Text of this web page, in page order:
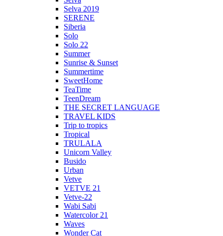
Selva 2019
SERENE
Siberia
Solo
Solo 22
Summer
Sunrise & Sunset
Summertime
SweetHome
TeaTime
TeenDream
THE SECRET LANGUAGE
TRAVEL KIDS
Trip to tropics
Tropical
TRULALA
Unicorn Valley
Busido
Urban
Vetve
VETVE 21
Vetve-22
Wabi Sabi
Watercolor 21
Waves
Wonder Cat